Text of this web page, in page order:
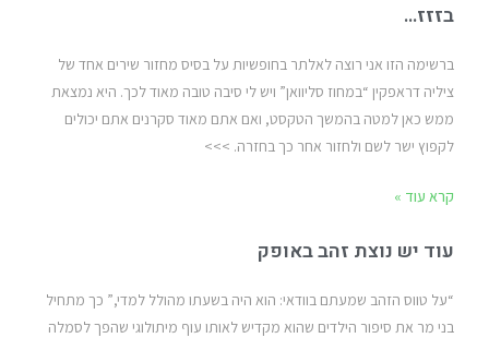
בזזז…
ברשימה הזו אני רוצה לאלתר בחופשיות על בסיס מחזור שירים אחד של
ציליה דראפקין “במחוז סליוואן” ויש לי סיבה טובה מאוד לכך. היא נמצאת
ממש כאן למטה בהמשך הטקסט, ואם אתם מאוד סקרנים אתם יכולים
לקפוץ ישר לשם ולחזור אחר כך בחזרה. >>>
קרא עוד »
עוד יש נוצת זהב באופק
“על טווס הזהב שמעתם בוודאי: הוא היה בשעתו מהולל למדי,” כך מתחיל
בני מר את סיפור הילדים שהוא מקדיש לאותו עוף מיתולוגי שהפך לסמלה